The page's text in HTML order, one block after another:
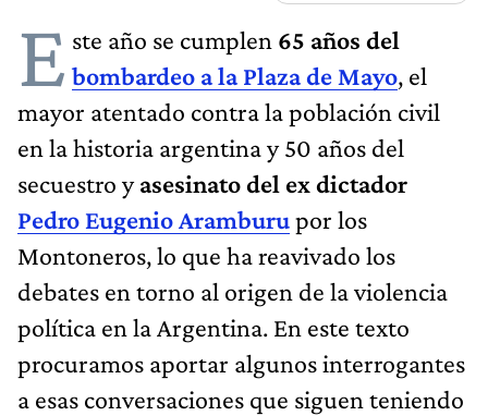
E ste año se cumplen 65 años del
bombardeo a la Plaza de Mayo, el
mayor atentado contra la población civil
en la historia argentina y 50 años del
secuestro yasesinato del ex dictador
Pedro Eugenio Aramburupor los
Montoneros, lo que ha reavivado los
debates en torno al origen de la violencia
política en la Argentina. En este texto
procuramos aportar algunos interrogantes
a esas conversaciones que siguen teniendo